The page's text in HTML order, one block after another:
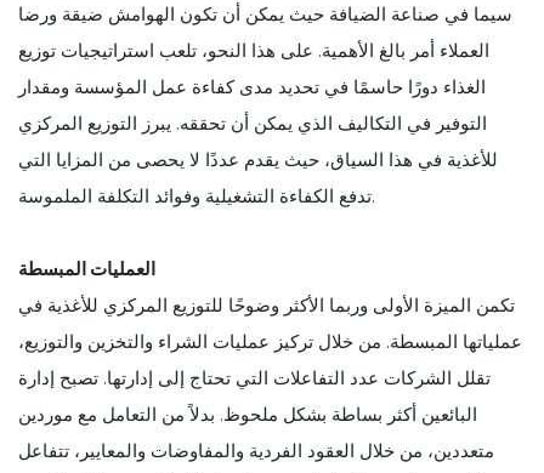
سيما في صناعة الضيافة حيث يمكن أن تكون الهوامش ضيقة ورضا
العملاء أمر بالغ الأهمية. على هذا النحو، تلعب استراتيجيات توزيع
الغذاء دورًا حاسمًا في تحديد مدى كفاءة عمل المؤسسة ومقدار
التوفير في التكاليف الذي يمكن أن تحققه. يبرز التوزيع المركزي
للأغذية في هذا السياق، حيث يقدم عددًا لا يحصى من المزايا التي
تدفع الكفاءة التشغيلية وفوائد التكلفة الملموسة.
العمليات المبسطة
تكمن الميزة الأولى وربما الأكثر وضوحًا للتوزيع المركزي للأغذية في
عملياتها المبسطة. من خلال تركيز عمليات الشراء والتخزين والتوزيع،
تقلل الشركات عدد التفاعلات التي تحتاج إلى إدارتها. تصبح إدارة
البائعين أكثر بساطة بشكل ملحوظ. بدلاً من التعامل مع موردين
متعددين، من خلال العقود الفردية والمفاوضات والمعايير، تتفاعل